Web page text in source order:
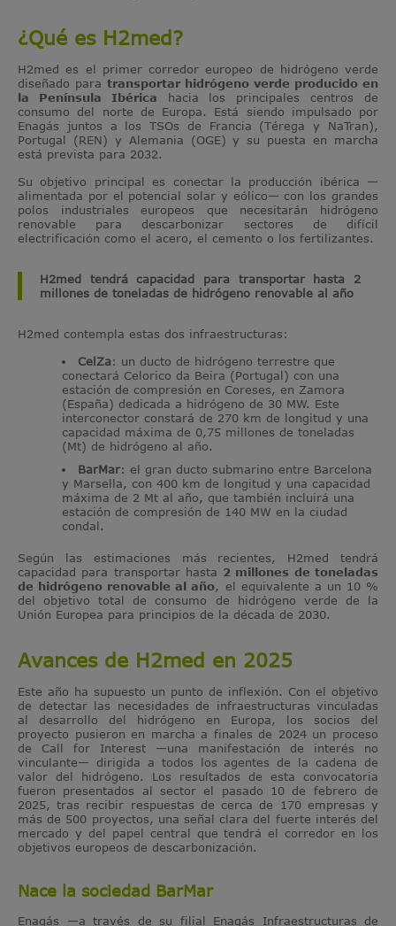
¿Qué es H2med?
H2med es el primer corredor europeo de hidrógeno verde
diseñado para transportar hidrógeno verde producido en
la Península Ibérica hacia los principales centros de
consumo del norte de Europa. Está siendo impulsado por
Enagás juntos a los TSOs de Francia (Térega y NaTran),
Portugal (REN) y Alemania (OGE) y su puesta en marcha
está prevista para 2032.
Su objetivo principal es conectar la producción ibérica —
alimentada por el potencial solar y eólico— con los grandes
polos industriales europeos que necesitarán hidrógeno
renovable para descarbonizar sectores de difícil
electrificación como el acero, el cemento o los fertilizantes.
H2med tendrá capacidad para transportar hasta 2
millones de toneladas de hidrógeno renovable al año
H2med contempla estas dos infraestructuras:
CelZa: un ducto de hidrógeno terrestre que
conectará Celorico da Beira (Portugal) con una
estación de compresión en Coreses, en Zamora
(España) dedicada a hidrógeno de 30 MW. Este
interconector constará de 270 km de longitud y una
capacidad máxima de 0,75 millones de toneladas
(Mt) de hidrógeno al año.
BarMar: el gran ducto submarino entre Barcelona
y Marsella, con 400 km de longitud y una capacidad
máxima de 2 Mt al año, que también incluirá una
estación de compresión de 140 MW en la ciudad
condal.
Según las estimaciones más recientes, H2med tendrá
capacidad para transportar hasta 2 millones de toneladas
de hidrógeno renovable al año, el equivalente a un 10 %
del objetivo total de consumo de hidrógeno verde de la
Unión Europea para principios de la década de 2030.
Avances de H2med en 2025
Este año ha supuesto un punto de inflexión. Con el objetivo
de detectar las necesidades de infraestructuras vinculadas
al desarrollo del hidrógeno en Europa, los socios del
proyecto pusieron en marcha a finales de 2024 un proceso
de Call for Interest —una manifestación de interés no
vinculante— dirigida a todos los agentes de la cadena de
valor del hidrógeno. Los resultados de esta convocatoria
fueron presentados al sector el pasado 10 de febrero de
2025, tras recibir respuestas de cerca de 170 empresas y
más de 500 proyectos, una señal clara del fuerte interés del
mercado y del papel central que tendrá el corredor en los
objetivos europeos de descarbonización.
Nace la sociedad BarMar
Enagás —a través de su filial Enagás Infraestructuras de